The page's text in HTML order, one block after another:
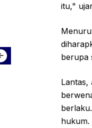
itu,"
berupa
Lantas,
hukum.